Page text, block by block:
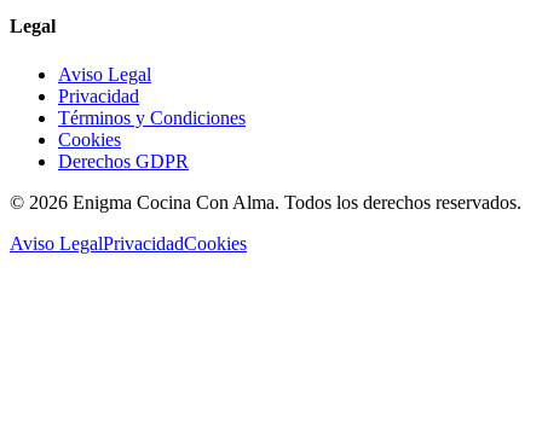
Legal
Aviso Legal
Privacidad
Términos y Condiciones
Cookies
Derechos GDPR
© 2026 Enigma Cocina Con Alma. Todos los derechos reservados.
Aviso LegalPrivacidadCookies